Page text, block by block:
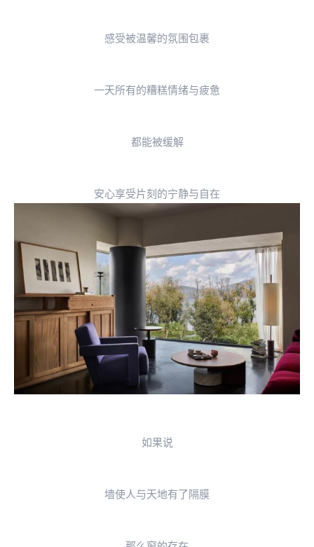
感受被温馨的氛围包裹
一天所有的糟糕情绪与疲惫
都能被缓解
安心享受片刻的宁静与自在
如果说
墙使人与天地有了隔膜